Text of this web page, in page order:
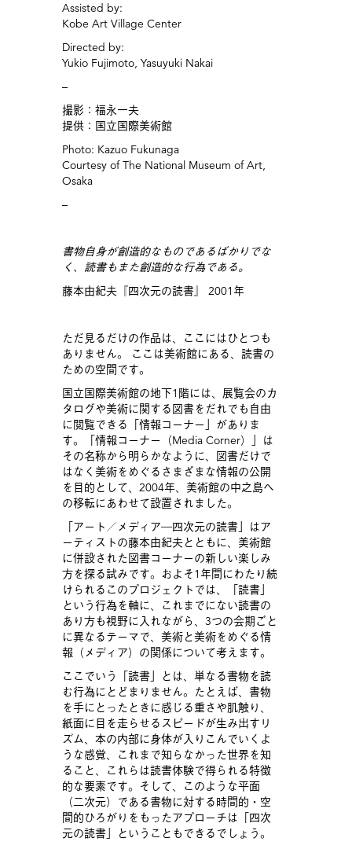
Assisted by:
Kobe Art Village Center
Directed by:
Yukio Fujimoto, Yasuyuki Nakai
–
撮影：福永一夫
提供：国立国際美術館
Photo: Kazuo Fukunaga
Courtesy of The National Museum of Art,
Osaka
–
書物自身が創造的なものであるばかりでな
く、 読書もまた創造的な行為である。
藤本由紀夫『四次元の読書』 2001年
ただ見るだけの作品は、ここにはひとつも
ありません。 ここは美術館にある、読書の
ための空間です。
国立国際美術館の地下1階には、展覧会のカ
タログや美術に関する図書をだれでも自由
に閲覧できる「情報コーナー」がありま
す。「情報コーナー（Media Corner）」は
その名称から明らかなように、図書だけで
はなく美術をめぐるさまざまな情報の公開
を目的として、2004年、美術館の中之島へ
の移転にあわせて設置されました。
「アート／メディア―四次元の読書」はア
ーティストの藤本由紀夫とともに、美術館
に併設された図書コーナーの新しい楽しみ
方を探る試みです。およそ1年間にわたり続
けられるこのプロジェクトでは、「読書」
という行為を軸に、これまでにない読書の
あり方も視野に入れながら、3つの会期ごと
に異なるテーマで、美術と美術をめぐる情
報（メディア）の関係について考えます。
ここでいう「読書」とは、単なる書物を読
む行為にとどまりません。たとえば、書物
を手にとったときに感じる重さや肌触り、
紙面に目を走らせるスピードが生み出すリ
ズム、本の内部に身体が入りこんでいくよ
うな感覚、これまで知らなかった世界を知
ること、これらは読書体験で得られる特徴
的な要素です。そして、このような平面
（二次元）である書物に対する時間的・空
間的ひろがりをもったアプローチは「四次
元の読書」ということもできるでしょう。